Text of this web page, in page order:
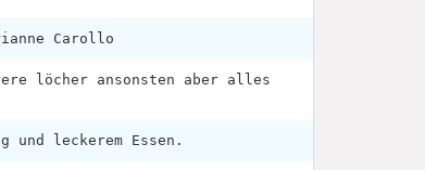
Carollo
löcher ansonsten aber alles
und leckerem Essen.